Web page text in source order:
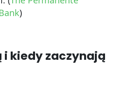
)
i kiedy zaczynają